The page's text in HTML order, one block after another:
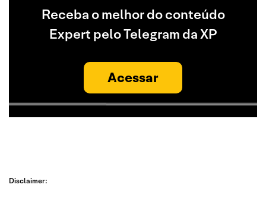
Receba o melhor do conteúdo
Expert pelo Telegram da XP
Acessar
Disclaimer: